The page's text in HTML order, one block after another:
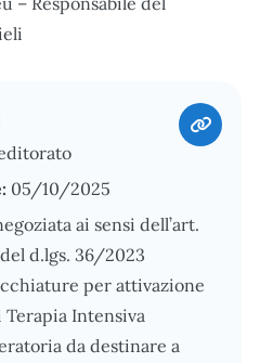
05/10/2025
ai sensi dell’art.
d.lgs. 36/2023
per attivazione
Intensiva
da destinare a